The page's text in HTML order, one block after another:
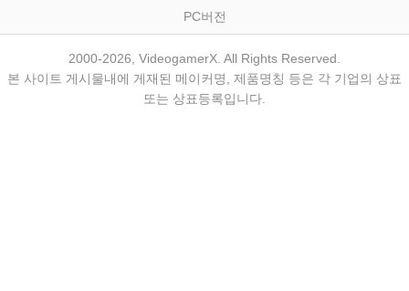
PC버전
2000-2026, VideogamerX. All Rights Reserved.
본 사이트 게시물내에 게재된 메이커명, 제품명칭 등은 각 기업의 상표
또는 상표등록입니다.